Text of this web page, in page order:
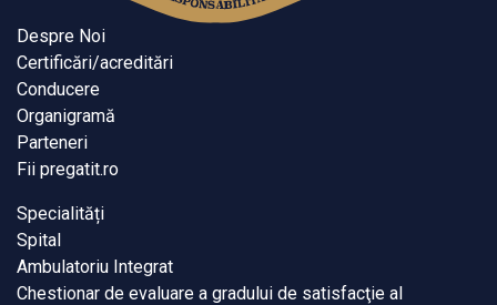
Despre Noi
Certificări/acreditări
Conducere
Organigramă
Parteneri
Fii pregatit.ro
Specialități
Spital
Ambulatoriu Integrat
Chestionar de evaluare a gradului de satisfacţie al